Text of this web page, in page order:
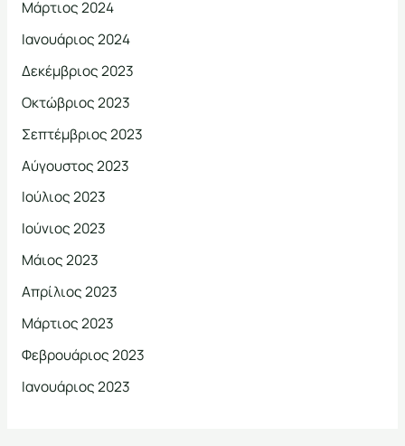
Μάρτιος 2024
Ιανουάριος 2024
Δεκέμβριος 2023
Οκτώβριος 2023
Σεπτέμβριος 2023
Αύγουστος 2023
Ιούλιος 2023
Ιούνιος 2023
Μάιος 2023
Απρίλιος 2023
Μάρτιος 2023
Φεβρουάριος 2023
Ιανουάριος 2023